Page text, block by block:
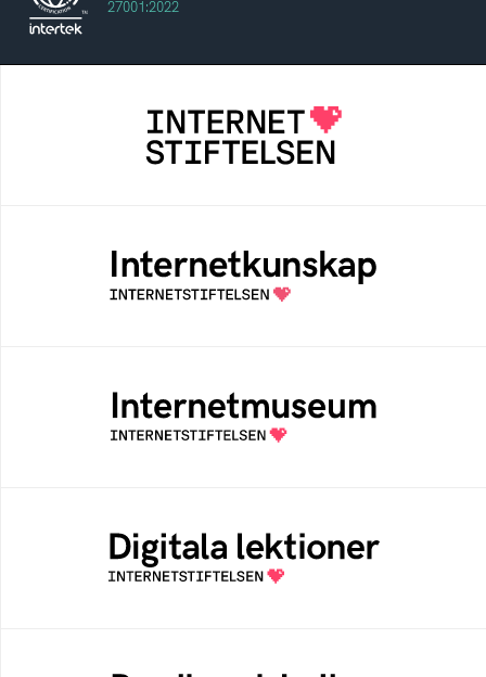
27001:2022
Internetstiftelsen verkar för ett internet som
bidrar positivt till människan och samhället
Samlad kunskap som hjälper dig att bli en
säker och medveten internetanvändare
Ett digitalt museum som byggts, och kureras
av Internetstiftelsen
Öppen digital lärresurs med färdiga lektioner
för alla stadier i grundskolan